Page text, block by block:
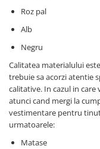
Roz pal
Alb
Negru
Calitatea materialului
trebuie sa acorzi atentie
calitative. In cazul in care
atunci cand mergi la
vestimentare pentru
urmatoarele:
Matase